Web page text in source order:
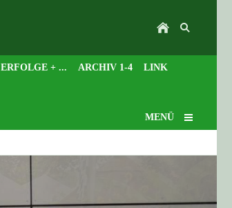
ERFOLGE + ... ARCHIV 1-4 LINK
MENÜ